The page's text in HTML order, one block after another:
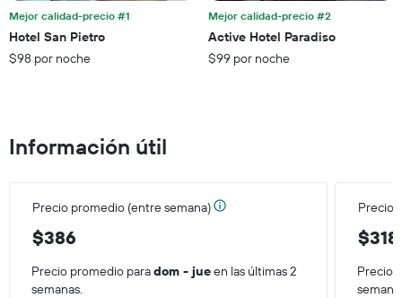
eje
X
que
indica
una
para
este
fin
de
semana,
calculado
a
Mejor calidad-precio #1
Hotel San Pietro
$98 por noche
Mejor calidad-precio #2
Active Hotel Paradiso
$99 por noche
Información útil
Precio promedio (entre semana)
$386
Precio
$318
Precio promedio paradom - jueen las últimas 2
semanas.
Precio